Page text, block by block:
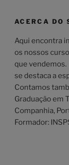
ACERCA DO
Aqui encontra
os nossos
que
se destaca a
Contamos
Graduação em
Companhia,
Formador: